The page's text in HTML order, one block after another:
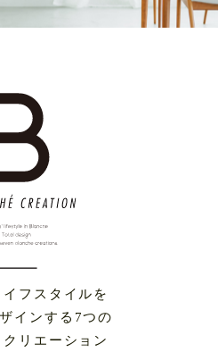
フスタイルを
インする7つの
リエーション